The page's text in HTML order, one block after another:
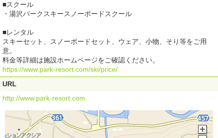
■スクール
・湯沢パークスキースノーボードスクール
■レンタル
スキーセット、スノーボードセット、ウェア、小物、そり等をご用
意。
料金等詳細は施設ホームページをご確認ください。
https://www.park-resort.com/ski/price/
URL
http://www.park-resort.com